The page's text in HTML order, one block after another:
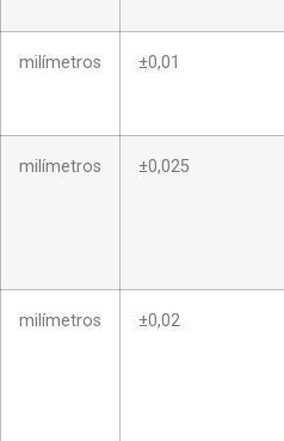
milímetros ±0,01
milímetros ±0,025
milímetros ±0,02